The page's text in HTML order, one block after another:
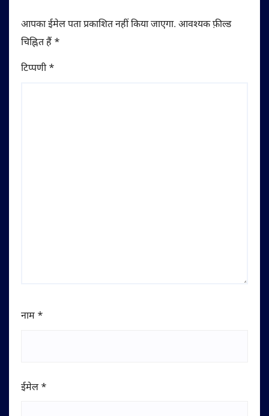
आपका ईमेल पता प्रकाशित नहीं किया जाएगा. आवश्यक फ़ील्ड
चिह्नित हैं *
टिप्पणी*
नाम *
ईमेल *